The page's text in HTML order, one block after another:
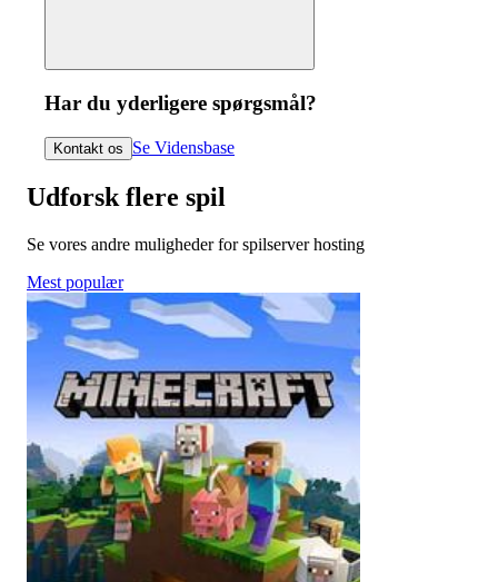
Har du yderligere spørgsmål?
Kontakt os Se Vidensbase
Udforsk flere spil
Se vores andre muligheder for spilserver hosting
Mest populær